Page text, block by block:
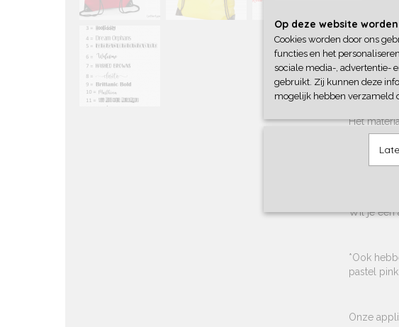
Deze
Deze is
Het
De
Kies zelf
Wil je een
*Ook
pastel
Onze
Op deze website
Cookies worden door ons
functies en het
sociale media-, advertentie-
gebruikt. Zij kunnen deze
mogelijk hebben verzameld